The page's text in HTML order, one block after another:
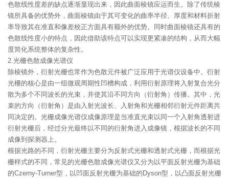
色散线性度差的缺点逐渐显现出来，因此曲面棱镜应运而生。除了传统棱
镜所具备的优势外，曲面棱镜由于其可变化的曲率半径、厚度和材料折射
率导致其在准直和像差校正方面具有额外的优势。同时曲面棱镜还具有的
色散线性度小的特点，因此借助该特点可以实现更紧凑的结构，从而大幅
度简化系统整体的复杂性。
2.光栅色散成像光谱仪
除棱镜外，衍射光栅也常作为色散元件被广泛应用于光谱仪设备中。衍射
光柵的核心是由一组微观周期性凹槽构成，利用衍射原理将入射复合光分
散为多个不同波长的光束，并使其沿不同方向（衍射角）传播。其中，光
束的方向（衍射角）是由入射光波长、入射角和光栅相邻衍射元件距离共
同决定的。光栅成像光谱仪成像原理是当准直光束以同一个入射角透射进
衍射光栅后，经过分光最终以不同的衍射角进入成像镜，根据波长的不同
成像到探测器上。
根据光路的不同，衍射光栅主要分为反射式光栅和透射式光栅，而根据光
栅样式的不同，常见的光栅色散成像光谱仪又分为以平面反射光栅为基础
的Czerny-Turner型，以凹面反射光栅为基础的Dyson型，以凸面反射光栅